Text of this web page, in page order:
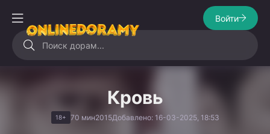
Войти
Кровь
18+ 70 мин2015Добавлено: 16-03-2025, 18:53